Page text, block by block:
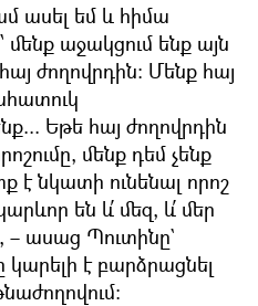
ասել եմ և հիմա
աջակցում ենք այն
ժողովրդին։ Մենք հայ
Եթե հայ ժողովրդին
մենք դեմ չենք
է նկատի ունենալ որոշ
են և՛ մեզ, և՛ մեր
– ասաց Պուտինը`
կարելի է բարձրացնել